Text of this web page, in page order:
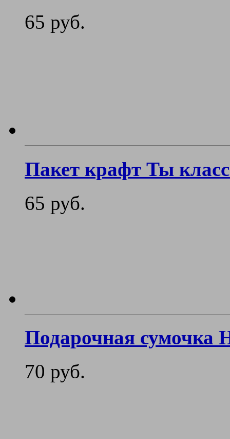
65 руб.
Пакет крафт Ты
65 руб.
Подарочная сумочка
70 руб.